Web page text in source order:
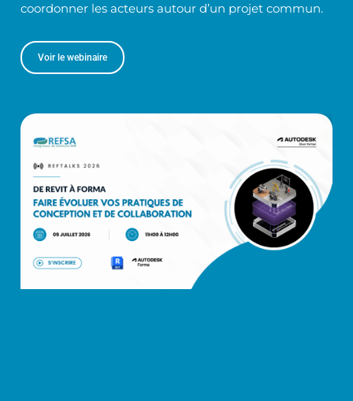
coordonner les acteurs autour d’un projet commun.
Voir le webinaire